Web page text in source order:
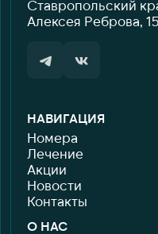
Ставропольский
Алексея Реброва, 15
НАВИГАЦИЯ
Номера
Лечение
Акции
Новости
Контакты
О НАС